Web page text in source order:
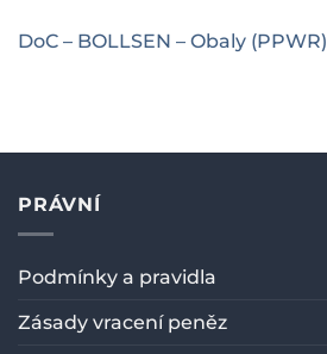
DoC – BOLLSEN – Obaly (PPWR)
PRÁVNÍ
Podmínky a pravidla
Zásady vracení peněz